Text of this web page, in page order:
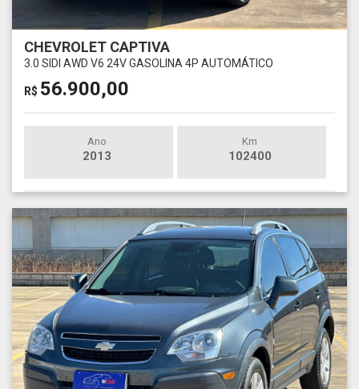
CHEVROLET CAPTIVA
3.0 SIDI AWD V6 24V GASOLINA 4P AUTOMÁTICO
R$ 56.900,00
Ano
2013
Km
102400